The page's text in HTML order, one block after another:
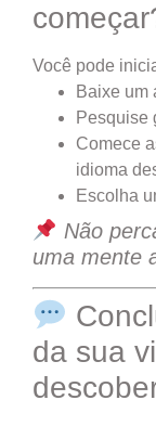
Você pode
Baixe um
Pesquise
Comece
idioma
Escolha
Não
uma mente
da sua